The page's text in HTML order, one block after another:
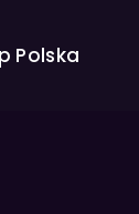
Polska